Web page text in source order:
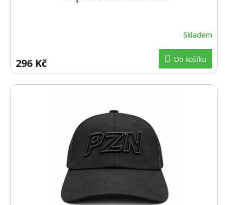
Skladem
296 Kč Do košíku